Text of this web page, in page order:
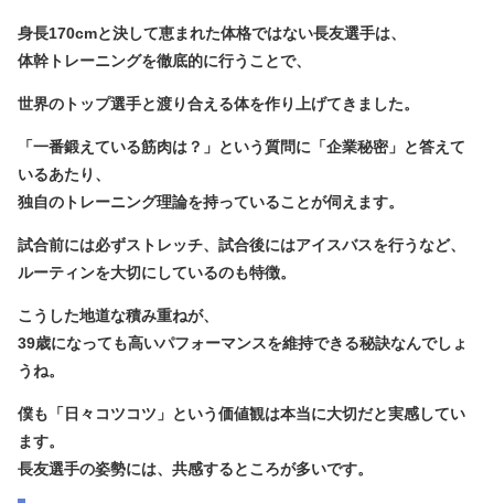
身長170cmと決して恵まれた体格ではない長友選手は、
体幹トレーニングを徹底的に行うことで、
世界のトップ選手と渡り合える体を作り上げてきました。
「一番鍛えている筋肉は？」という質問に「企業秘密」と答えて
いるあたり、
独自のトレーニング理論を持っていることが伺えます。
試合前には必ずストレッチ、試合後にはアイスバスを行うなど、
ルーティンを大切にしているのも特徴。
こうした地道な積み重ねが、
39歳になっても高いパフォーマンスを維持できる秘訣なんでしょ
うね。
僕も「日々コツコツ」という価値観は本当に大切だと実感してい
ます。
長友選手の姿勢には、共感するところが多いです。